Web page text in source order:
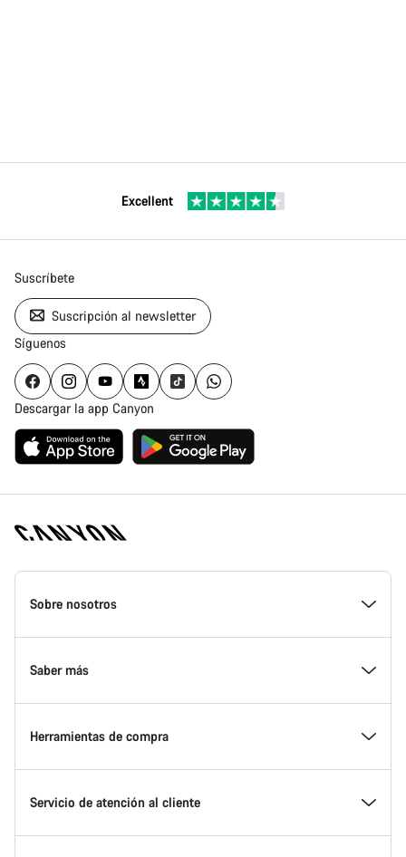
Excellent
Suscríbete
Suscripción al newsletter
Síguenos
Descargar la app Canyon
Canyon
Homepage
Sobre nosotros
Conoce Canyon
Innovación en Canyon
Canyon Factory Racing
Saber más
Eventos
Encuentra un punto de servicio Canyon
Herramientas de compra
Encuentra tu bicicleta
Servicio de atención al cliente